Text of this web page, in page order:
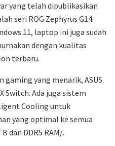
yang telah dipublikasikan
seri ROG Zephyrus G14.
11, laptop ini juga sudah
dengan kualitas
terbaru.
yang menarik, ASUS
Switch. Ada juga sistem
Cooling untuk
yang optimal ke semua
dan DDR5 RAM/.